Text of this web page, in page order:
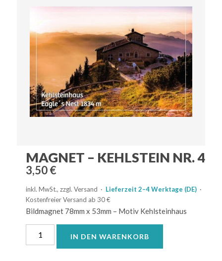
MAGNET – KEHLSTEIN NR. 4
3,50€
inkl. MwSt., zzgl. Versand · Lieferzeit 2–4 Werktage (DE) ·
Kostenfreier Versand ab 30 €
Bildmagnet 78mm x 53mm – Motiv Kehlsteinhaus
IN DEN WARENKORB